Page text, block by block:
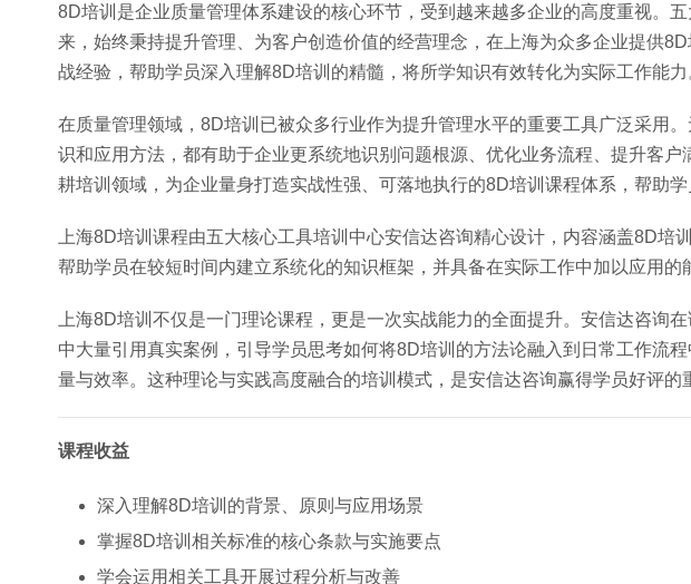
8D培训是企业质量管理体系建设的核心环节，受到越来越多企业的高度重视。
来，始终秉持提升管理、为客户创造价值的经营理念，在上海为众多企业提供
战经验，帮助学员深入理解8D培训的精髓，将所学知识有效转化为实际工作能力
在质量管理领域，8D培训已被众多行业作为提升管理水平的重要工具广泛采用
识和应用方法，都有助于企业更系统地识别问题根源、优化业务流程、提升客
耕培训领域，为企业量身打造实战性强、可落地执行的8D培训课程体系，帮助学
上海8D培训课程由五大核心工具培训中心安信达咨询精心设计，内容涵盖8D培
帮助学员在较短时间内建立系统化的知识框架，并具备在实际工作中加以应用的
上海8D培训不仅是一门理论课程，更是一次实战能力的全面提升。安信达咨询
中大量引用真实案例，引导学员思考如何将8D培训的方法论融入到日常工作流
量与效率。这种理论与实践高度融合的培训模式，是安信达咨询赢得学员好评的
课程收益
深入理解8D培训的背景、原则与应用场景
掌握8D培训相关标准的核心条款与实施要点
学会运用相关工具开展过程分析与改善